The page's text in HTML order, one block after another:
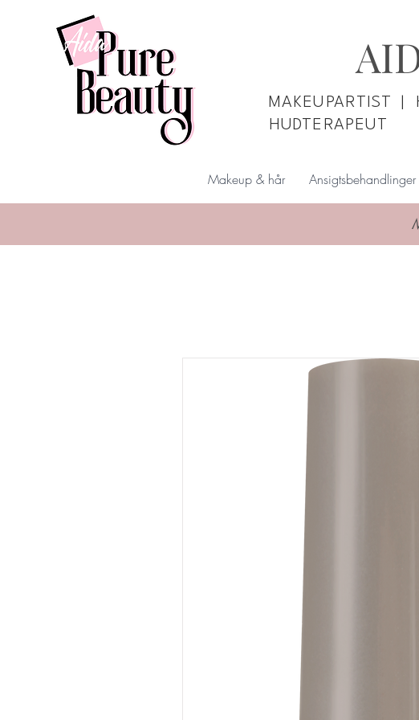
MAKEUPARTIST |
HUDTERAPEUT
Makeup & hår Ansigtsbehandlinger